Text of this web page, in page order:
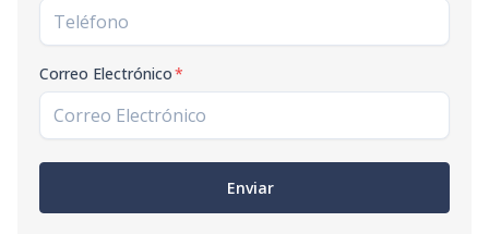
Correo Electrónico*
Enviar